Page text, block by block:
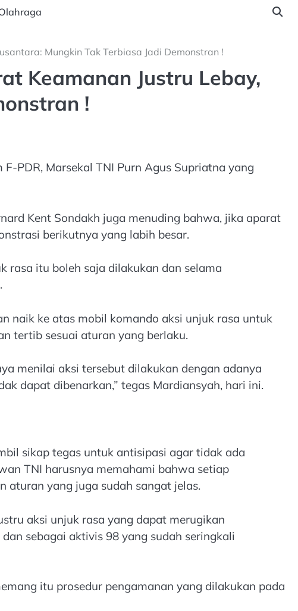
Mungkin Tak Terbiasa Jadi Demonstran !
Keamanan Justru Lebay,
!
PDR, Marsekal TNI Purn Agus Supriatna yang
Kent Sondakh juga menuding bahwa, jika aparat
berikutnya yang labih besar.
rasa itu boleh saja dilakukan dan selama
naik ke atas mobil komando aksi unjuk rasa untuk
tertib sesuai aturan yang berlaku.
menilai aksi tersebut dilakukan dengan adanya
dapat dibenarkan,” tegas Mardiansyah, hari ini.
sikap tegas untuk antisipasi agar tidak ada
TNI harusnya memahami bahwa setiap
aturan yang juga sudah sangat jelas.
aksi unjuk rasa yang dapat merugikan
sebagai aktivis 98 yang sudah seringkali
itu prosedur pengamanan yang dilakukan pada